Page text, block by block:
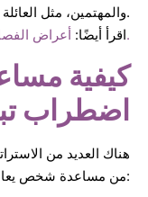
والمهتمين، مثل العائلة أو الأصدقاء.
اقرأ أيضًا:أعراض الفصام العقلي.
كيفية
اضطراب
هناك العديد من
من مساعدة شخص يعاني من اضطراب تبدد الشخصية ومنها: